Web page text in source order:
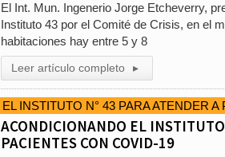
El Int. Mun. Ingenerio Jorge Etcheverry,
Instituto 43 por el Comité de Crisis, en el
habitaciones hay entre 5 y 8
Leer artículo completo ▸
ACONDICIONANDO EL
PACIENTES CON COVID-19